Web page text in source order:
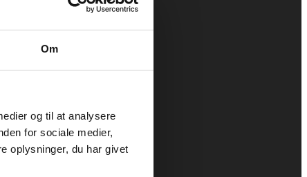
Om
og til at analysere
for sociale medier,
oplysninger, du har givet